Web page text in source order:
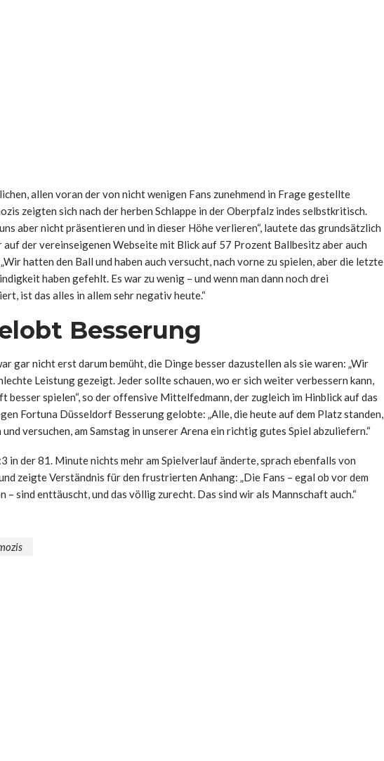
allen voran der von nicht wenigen Fans zunehmend in Frage gestellte
zeigten sich nach der herben Schlappe in der Oberpfalz indes selbstkritisch.
aber nicht präsentieren und in dieser Höhe verlieren“, lautete das grundsätzlich
auf der vereinseigenen Webseite mit Blick auf 57 Prozent Ballbesitz aber auch
hatten den Ball und haben auch versucht, nach vorne zu spielen, aber die letzte
haben gefehlt. Es war zu wenig – und wenn man dann noch drei
ist das alles in allem sehr negativ heute.“
Besserung
gar nicht erst darum bemüht, die Dinge besser dazustellen als sie waren: „Wir
Leistung gezeigt. Jeder sollte schauen, wo er sich weiter verbessern kann,
besser spielen“, so der offensive Mittelfedmann, der zugleich im Hinblick auf das
Fortuna Düsseldorf Besserung gelobte: „Alle, die heute auf dem Platz standen,
versuchen, am Samstag in unserer Arena ein richtig gutes Spiel abzuliefern.“
in der 81. Minute nichts mehr am Spielverlauf änderte, sprach ebenfalls von
zeigte Verständnis für den frustrierten Anhang: „Die Fans – egal ob vor dem
– sind enttäuscht, und das völlig zurecht. Das sind wir als Mannschaft auch.“